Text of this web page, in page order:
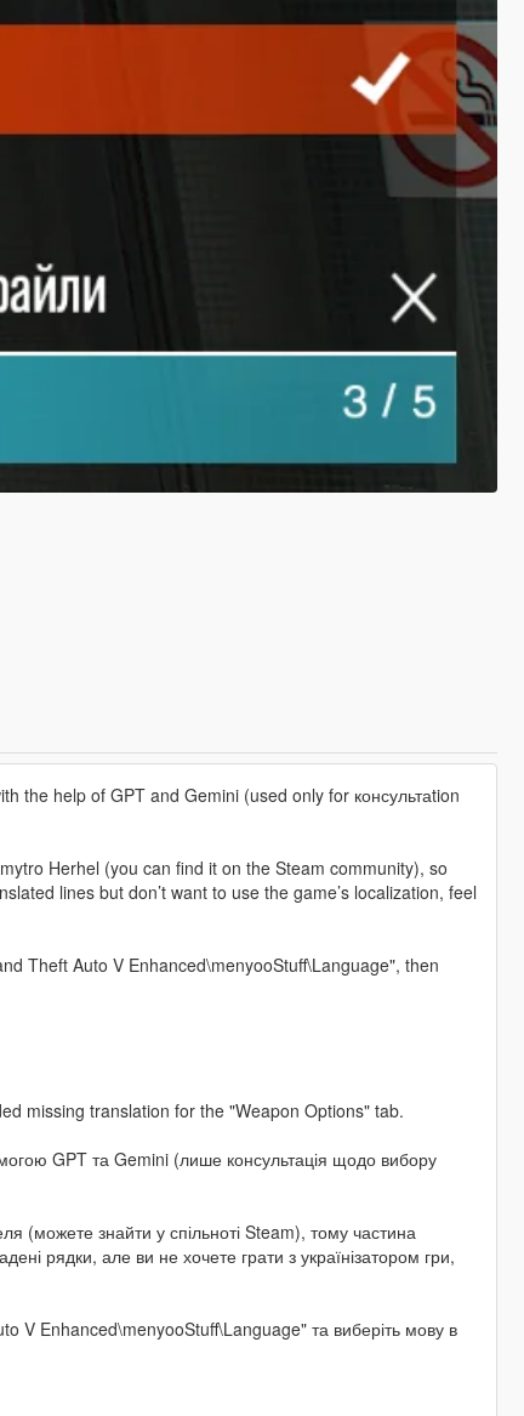
the help of GPT and Gemini (used only for консультаtion
Herhel (you can find it on the Steam community), so
lines but don’t want to use the game’s localization, feel
Theft Auto V Enhanced\menyooStuff\Language", then
missing translation for the "Weapon Options" tab.
GPT та Gemini (лише консультація щодо вибору
(можете знайти у спільноті Steam), тому частина
рядки, але ви не хочете грати з українізатором гри,
V Enhanced\menyooStuff\Language" та виберіть мову в